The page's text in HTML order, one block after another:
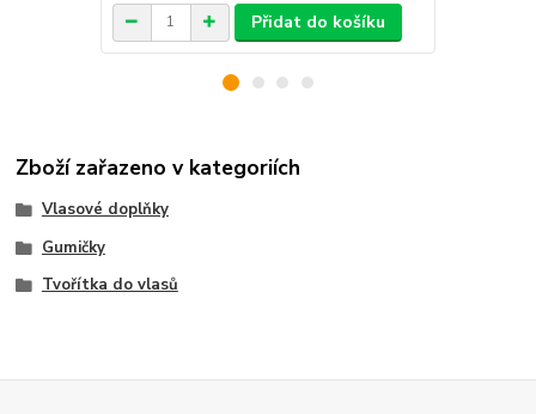
Přidat do košíku
Zboží zařazeno v kategoriích
Vlasové doplňky
Gumičky
Tvořítka do vlasů